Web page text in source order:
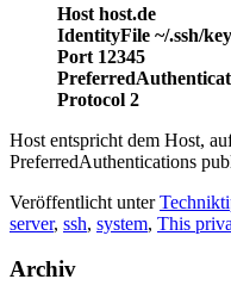
Host host.de
IdentityFile ~/.ssh/
Port 12345
Protocol 2
Host entspricht dem Host,
PreferredAuthentications
Veröffentlicht unter
server, ssh, system, This
Archiv